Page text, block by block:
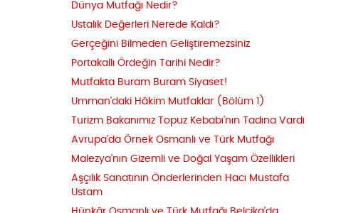
Dünya Mutfağı Nedir?
Ustalık Değerleri Nerede Kaldı?
Gerçeğini Bilmeden Geliştiremezsiniz
Portakallı Ördeğin Tarihi Nedir?
Mutfakta Buram Buram Siyaset!
Umman'daki Hâkim Mutfaklar (Bölüm 1)
Turizm Bakanımız Topuz Kebabı'nın Tadına Vardı
Avrupa'da Örnek Osmanlı ve Türk Mutfağı
Malezya'nın Gizemli ve Doğal Yaşam Özellikleri
Aşçılık Sanatının Önderlerinden Hacı Mustafa
Ustam